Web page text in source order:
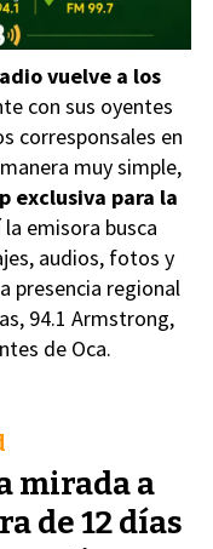
vuelve a los
con sus oyentes
corresponsales en
muy simple,
exclusiva para la
la emisora busca
audios, fotos y
presencia regional
94.1 Armstrong,
de Oca.
mirada a
de 12 días